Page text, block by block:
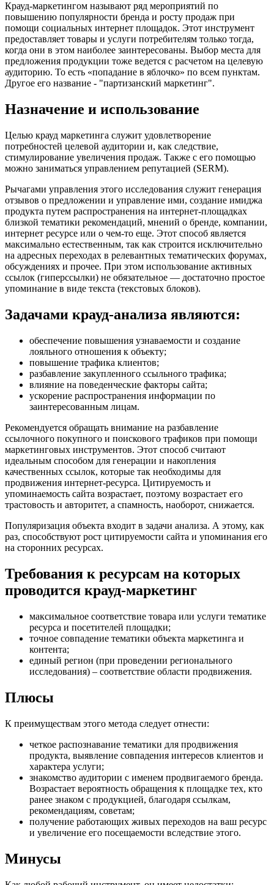
Крауд-маркетингом называют ряд мероприятий по
повышению популярности бренда и росту продаж при
помощи социальных интернет площадок. Этот инструмент
предоставляет товары и услуги потребителям только тогда,
когда они в этом наиболее заинтересованы. Выбор места для
предложения продукции тоже ведется с расчетом на целевую
аудиторию. То есть «попадание в яблочко» по всем пунктам.
Другое его название - "партизанский маркетинг".
Назначение и использование
Целью крауд маркетинга служит удовлетворение
потребностей целевой аудитории и, как следствие,
стимулирование увеличения продаж. Также с его помощью
можно заниматься управлением репутацией (SERM).
Рычагами управления этого исследования служит генерация
отзывов о предложении и управление ими, создание имиджа
продукта путем распространения на интернет-площадках
близкой тематики рекомендаций, мнений о бренде, компании,
интернет ресурсе или о чем-то еще. Этот способ является
максимально естественным, так как строится исключительно
на адресных переходах в релевантных тематических форумах,
обсуждениях и прочее. При этом использование активных
ссылок (гиперссылки) не обязательное — достаточно простое
упоминание в виде текста (текстовых блоков).
Задачами крауд-анализа являются:
обеспечение повышения узнаваемости и создание
лояльного отношения к объекту;
повышение трафика клиентов;
разбавление закупленного ссыльного трафика;
влияние на поведенческие факторы сайта;
ускорение распространения информации по
заинтересованным лицам.
Рекомендуется обращать внимание на разбавление
ссылочного покупного и поискового трафиков при помощи
маркетинговых инструментов. Этот способ считают
идеальным способом для генерации и накопления
качественных ссылок, которые так необходимы для
продвижения интернет-ресурса. Цитируемость и
упоминаемость сайта возрастает, поэтому возрастает его
трастовость и авторитет, а спамность, наоборот, снижается.
Популяризация объекта входит в задачи анализа. А этому, как
раз, способствуют рост цитируемости сайта и упоминания его
на сторонних ресурсах.
Требования к ресурсам на которых
проводится крауд-маркетинг
максимальное соответствие товара или услуги тематике
ресурса и посетителей площадки;
точное совпадение тематики объекта маркетинга и
контента;
единый регион (при проведении регионального
исследования) – соответствие области продвижения.
Плюсы
К преимуществам этого метода следует отнести:
четкое распознавание тематики для продвижения
продукта, выявление совпадения интересов клиентов и
характера услуги;
знакомство аудитории с именем продвигаемого бренда.
Возрастает вероятность обращения к площадке тех, кто
ранее знаком с продукцией, благодаря ссылкам,
рекомендациям, советам;
получение работающих живых переходов на ваш ресурс
и увеличение его посещаемости вследствие этого.
Минусы